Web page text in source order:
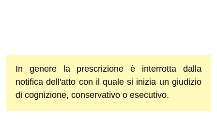
In genere la prescrizione è interrotta dalla
notifica dell'atto con il quale si inizia un giudizio
di cognizione, conservativo o esecutivo.